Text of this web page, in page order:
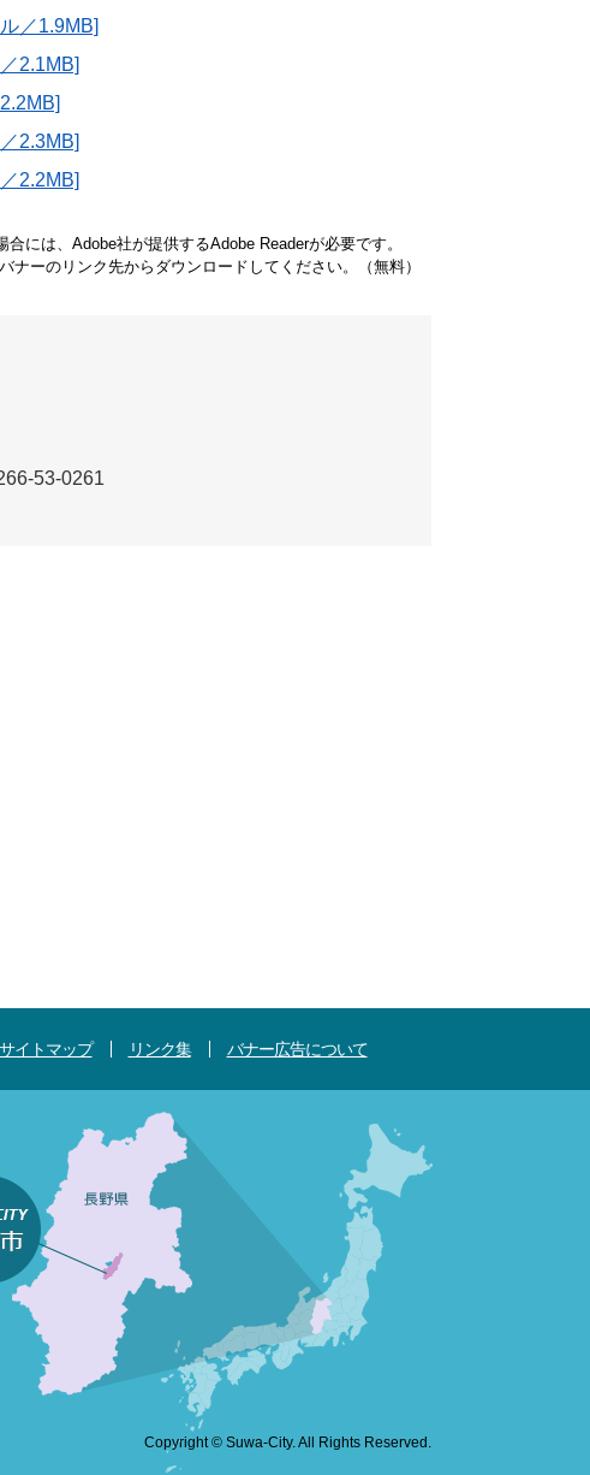
／1.9MB]
2.1MB]
2.3MB]
2.2MB]
には、Adobe社が提供するAdobe Readerが必要です。
ナーのリンク先からダウンロードしてください。（無料）
53-0261
サイトマップ リンク集 バナー広告について
Copyright © Suwa-City. All Rights Reserved.